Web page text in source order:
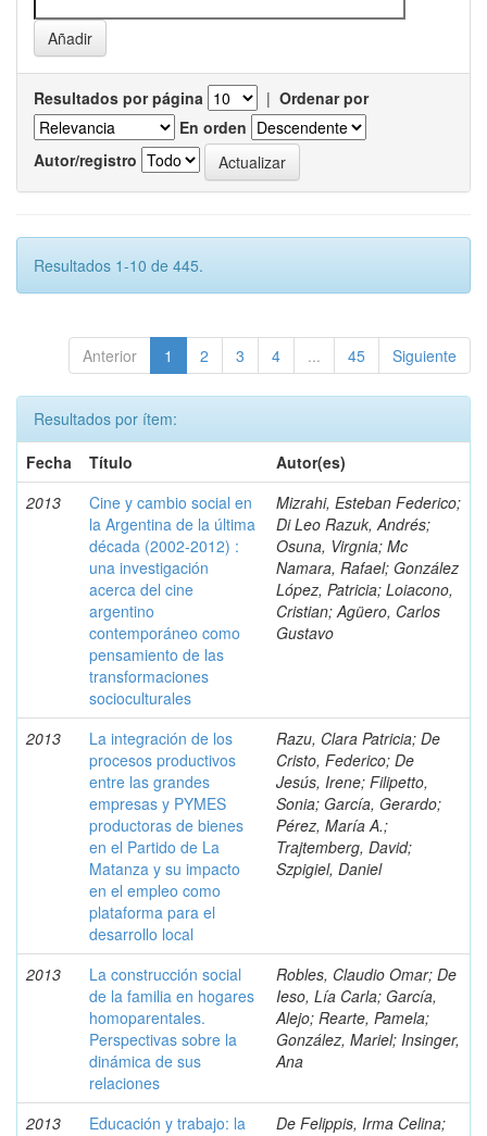
Resultados por página | Ordenar por
En orden
Autor/registro
Resultados 1-10 de 445.
Anterior 1 2 3 4 ... 45 Siguiente
Resultados por ítem:
Fecha
Título
Autor(es)
2013
Cine y cambio social en
la Argentina de la última
década (2002-2012) :
una investigación
acerca del cine
argentino
contemporáneo como
pensamiento de las
transformaciones
socioculturales
Mizrahi, Esteban Federico;
Di Leo Razuk, Andrés;
Osuna, Virgnia; Mc
Namara, Rafael; González
López, Patricia; Loiacono,
Cristian; Agüero, Carlos
Gustavo
2013
La integración de los
procesos productivos
entre las grandes
empresas y PYMES
productoras de bienes
en el Partido de La
Matanza y su impacto
en el empleo como
plataforma para el
desarrollo local
Razu, Clara Patricia; De
Cristo, Federico; De
Jesús, Irene; Filipetto,
Sonia; García, Gerardo;
Pérez, María A.;
Trajtemberg, David;
Szpigiel, Daniel
2013
La construcción social
de la familia en hogares
homoparentales.
Perspectivas sobre la
dinámica de sus
relaciones
Robles, Claudio Omar; De
Ieso, Lía Carla; García,
Alejo; Rearte, Pamela;
González, Mariel; Insinger,
Ana
2013
Educación y trabajo: la
De Felippis, Irma Celina;